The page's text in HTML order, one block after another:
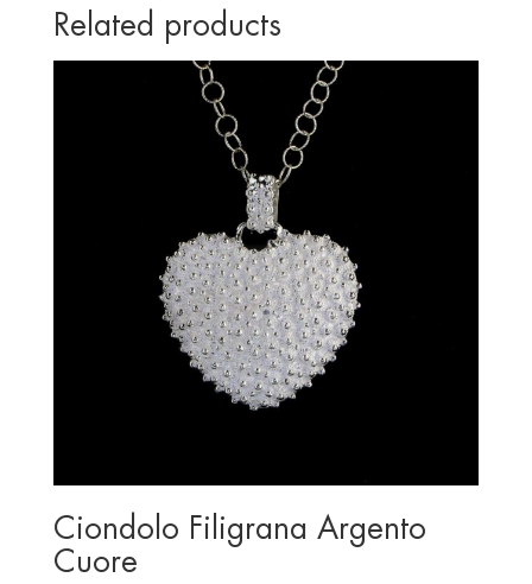
Related products
Ciondolo Filigrana Argento
Cuore